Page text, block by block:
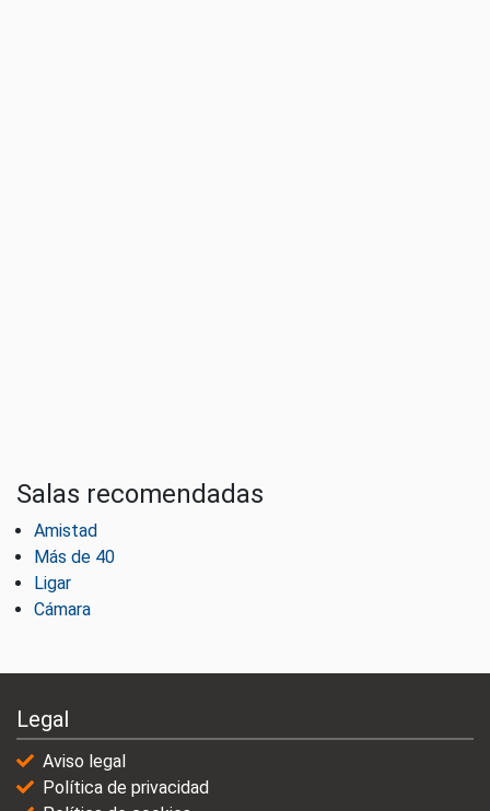
Salas recomendadas
Amistad
Más de 40
Ligar
Cámara
Legal
Aviso legal
Política de privacidad